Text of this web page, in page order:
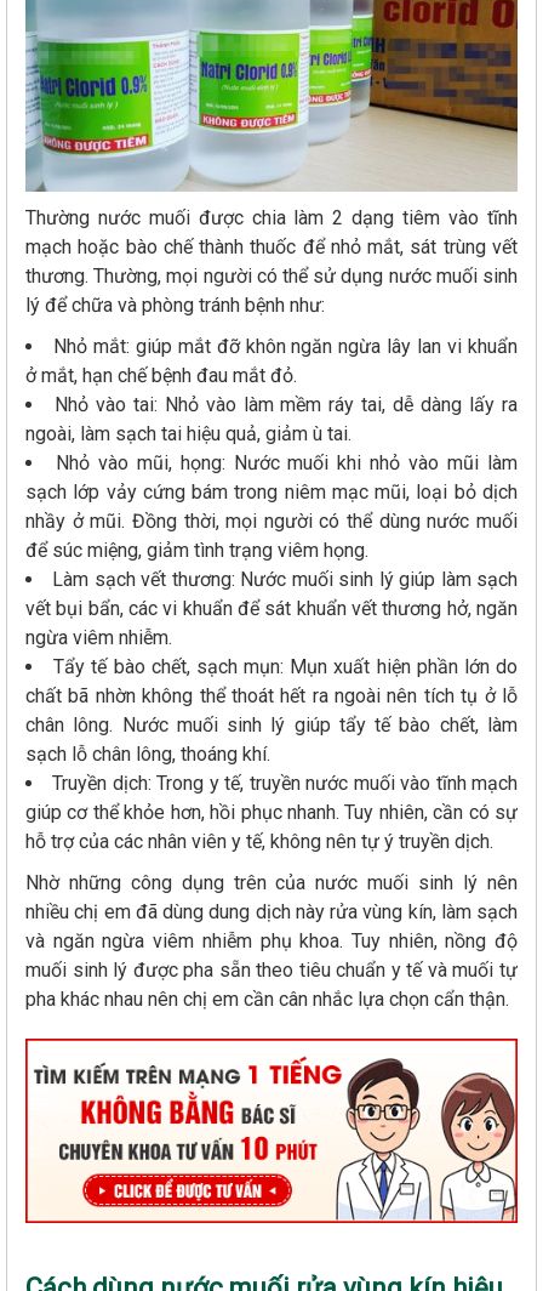
Thường nước muối được chia làm 2 dạng tiêm vào tĩnh
mạch hoặc bào chế thành thuốc để nhỏ mắt, sát trùng vết
thương. Thường, mọi người có thể sử dụng nước muối sinh
lý để chữa và phòng tránh bệnh như:
Nhỏ mắt: giúp mắt đỡ khôn ngăn ngừa lây lan vi khuẩn
ở mắt, hạn chế bệnh đau mắt đỏ.
Nhỏ vào tai: Nhỏ vào làm mềm ráy tai, dễ dàng lấy ra
ngoài, làm sạch tai hiệu quả, giảm ù tai.
Nhỏ vào mũi, họng: Nước muối khi nhỏ vào mũi làm
sạch lớp vảy cứng bám trong niêm mạc mũi, loại bỏ dịch
nhầy ở mũi. Đồng thời, mọi người có thể dùng nước muối
để súc miệng, giảm tình trạng viêm họng.
Làm sạch vết thương: Nước muối sinh lý giúp làm sạch
vết bụi bẩn, các vi khuẩn để sát khuẩn vết thương hở, ngăn
ngừa viêm nhiễm.
Tẩy tế bào chết, sạch mụn: Mụn xuất hiện phần lớn do
chất bã nhờn không thể thoát hết ra ngoài nên tích tụ ở lỗ
chân lông. Nước muối sinh lý giúp tẩy tế bào chết, làm
sạch lỗ chân lông, thoáng khí.
Truyền dịch: Trong y tế, truyền nước muối vào tĩnh mạch
giúp cơ thể khỏe hơn, hồi phục nhanh. Tuy nhiên, cần có sự
hỗ trợ của các nhân viên y tế, không nên tự ý truyền dịch.
Nhờ những công dụng trên của nước muối sinh lý nên
nhiều chị em đã dùng dung dịch này rửa vùng kín, làm sạch
và ngăn ngừa viêm nhiễm phụ khoa. Tuy nhiên, nồng độ
muối sinh lý được pha sẵn theo tiêu chuẩn y tế và muối tự
pha khác nhau nên chị em cần cân nhắc lựa chọn cẩn thận.